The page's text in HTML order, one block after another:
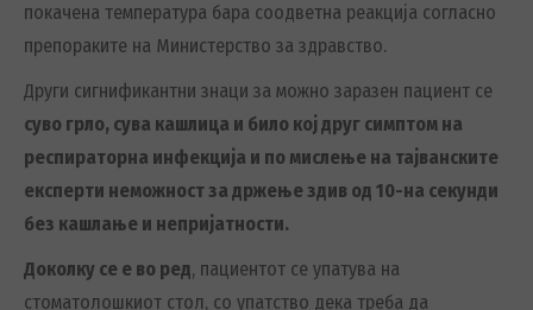
покачена температура бара соодветна реакција согласно
препораките на Министерство за здравство.
Други сигнификантни знаци за можно заразен пациент се
суво грло, сува кашлица и било кој друг симптом на
респираторна инфекција и по мислење на тајванските
експерти неможност за држење здив од 10-на секунди
без кашлање и непријатности.
Доколку се е во ред, пациентот се упатува на
стоматолошкиот стол, со упатство дека треба да